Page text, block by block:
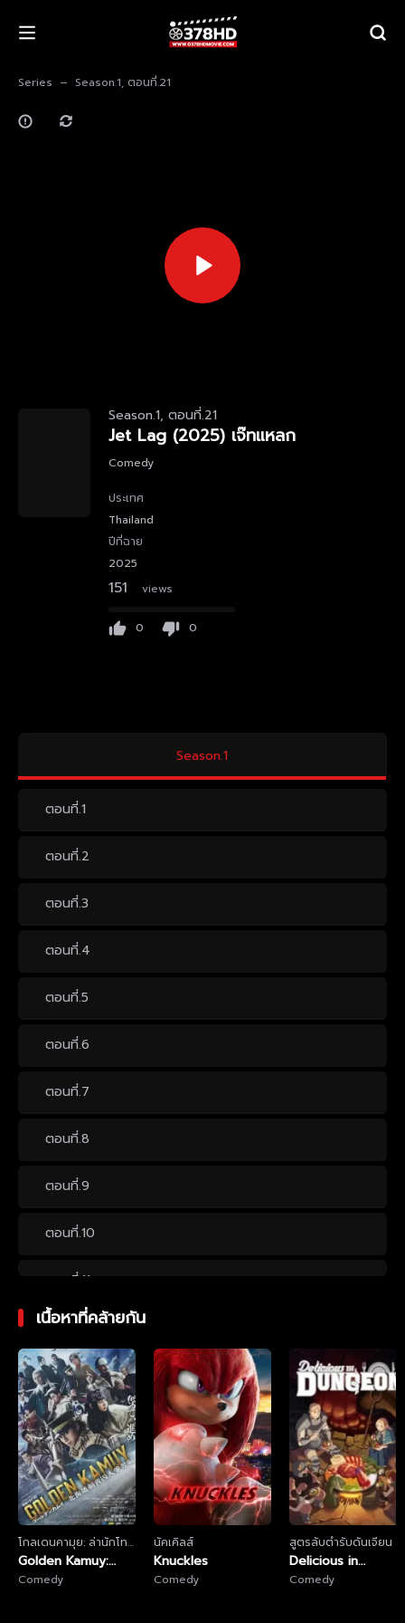
Series Season.1, ตอนที่.21
Season.1, ตอนที่.21
Jet Lag (2025) เจ๊ทแหลก
Comedy
ประเทศ
Thailand
ปีที่ฉาย
2025
151 views
0 0
Season.1
ตอนที่.1
ตอนที่.2
ตอนที่.3
ตอนที่.4
ตอนที่.5
ตอนที่.6
ตอนที่.7
ตอนที่.8
ตอนที่.9
ตอนที่.10
ตอนที่.11
ตอนที่.12
ตอนที่.13
ตอนที่.14
ตอนที่.15
ตอนที่.16
ตอนที่.17
เนื้อหาที่คล้ายกัน
โกลเดนคามุย: ล่านักโทษ
ในฮอกไกโด
Golden Kamuy:
The Hunt of
Comedy
นัคเคิลส์
Knuckles
Comedy
สูตรลับตำรับดันเจียน
Delicious in
Dungeon
Comedy